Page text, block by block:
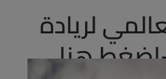
لريادة
اضغط هنا